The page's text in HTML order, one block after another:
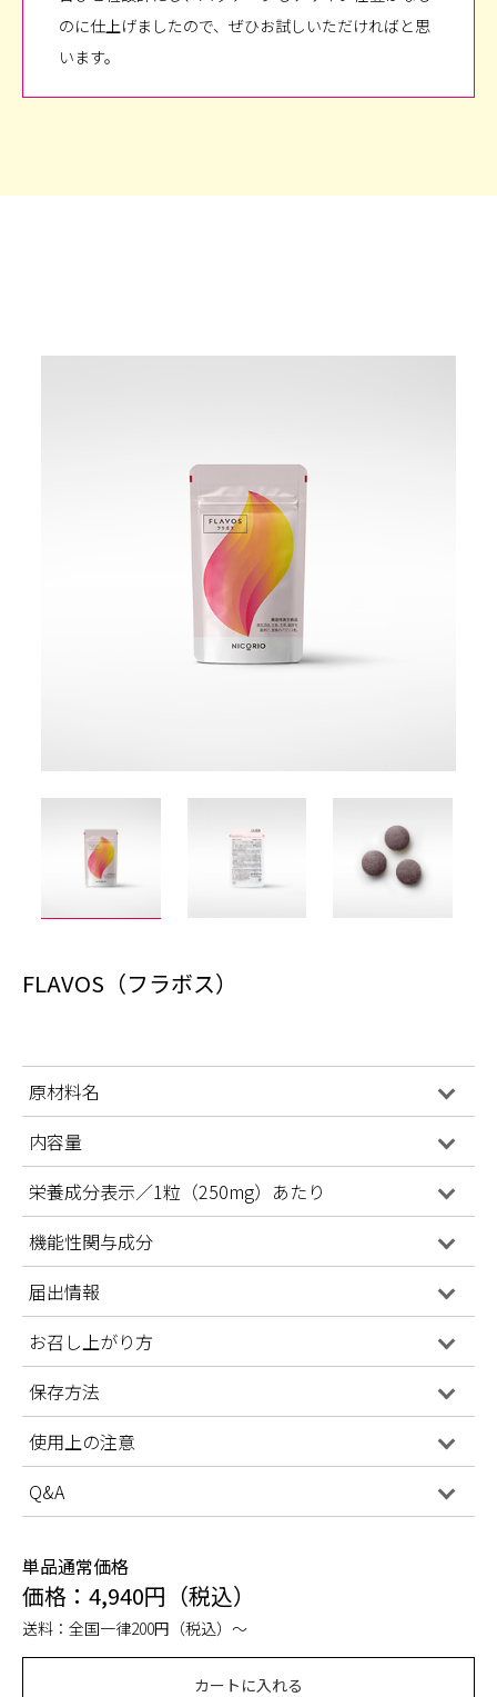
のに仕上げましたので、ぜひお試しいただければと思
います。
FLAVOS（フラボス）
原材料名
内容量
栄養成分表示／1粒（250mg）あたり
機能性関与成分
届出情報
お召し上がり方
保存方法
使用上の注意
Q&A
単品通常価格
価格：4,940円（税込）
送料：全国一律200円（税込）～
カートに入れる